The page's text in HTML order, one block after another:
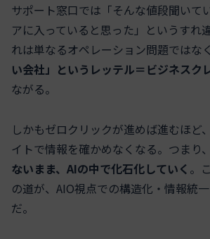
サポート窓口では「そんな値段聞いて
アに入っていると思った」というすれ
れは単なるオペレーション問題ではなく
い会社」というレッテル＝ビジネスク
ながる。
しかもゼロクリックが進めば進むほど
イトで情報を確かめなくなる。つまり、
ないまま、AIの中で化石化していく 。
の道が、AIO視点での構造化・情報統
だ。